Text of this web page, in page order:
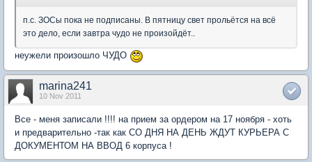
п.с. ЗОСы пока не подписаны. В пятницу свет прольётся на всё
это дело, если завтра чудо не произойдёт..
неужели произошло ЧУДО
marina241
10 Nov 2011
Все - меня записали !!!! на прием за ордером на 17 ноября - хоть
и предварительно -так как СО ДНЯ НА ДЕНЬ ЖДУТ КУРЬЕРА С
ДОКУМЕНТОМ НА ВВОД 6 корпуса !